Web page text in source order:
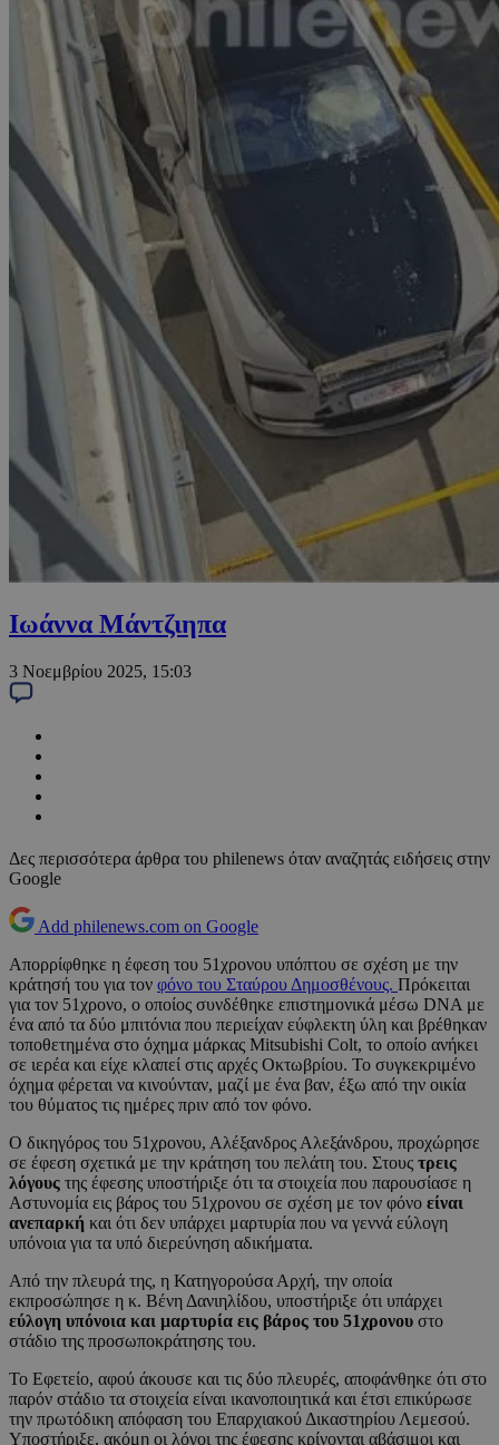
Ιωάννα Μάντζιηπα
3 Νοεμβρίου 2025, 15:03
Δες περισσότερα άρθρα του philenews όταν αναζητάς ειδήσεις στην
Google
Add philenews.com on Google
Απορρίφθηκε η έφεση του 51χρονου υπόπτου σε σχέση με την
κράτησή του για τον φόνο του Σταύρου Δημοσθένους. Πρόκειται
για τον 51χρονο, ο οποίος συνδέθηκε επιστημονικά μέσω DNA με
ένα από τα δύο μπιτόνια που περιείχαν εύφλεκτη ύλη και βρέθηκαν
τοποθετημένα στο όχημα μάρκας Mitsubishi Colt, το οποίο ανήκει
σε ιερέα και είχε κλαπεί στις αρχές Οκτωβρίου. Το συγκεκριμένο
όχημα φέρεται να κινούνταν, μαζί με ένα βαν, έξω από την οικία
του θύματος τις ημέρες πριν από τον φόνο.
Ο δικηγόρος του 51χρονου, Αλέξανδρος Αλεξάνδρου, προχώρησε
σε έφεση σχετικά με την κράτηση του πελάτη του. Στους τρεις
λόγους της έφεσης υποστήριξε ότι τα στοιχεία που παρουσίασε η
Αστυνομία εις βάρος του 51χρονου σε σχέση με τον φόνο είναι
ανεπαρκή και ότι δεν υπάρχει μαρτυρία που να γεννά εύλογη
υπόνοια για τα υπό διερεύνηση αδικήματα.
Από την πλευρά της, η Κατηγορούσα Αρχή, την οποία
εκπροσώπησε η κ. Βένη Δανιηλίδου, υποστήριξε ότι υπάρχει
εύλογη υπόνοια και μαρτυρία εις βάρος του 51χρονου στο
στάδιο της προσωποκράτησης του.
Το Εφετείο, αφού άκουσε και τις δύο πλευρές, αποφάνθηκε ότι στο
παρόν στάδιο τα στοιχεία είναι ικανοποιητικά και έτσι επικύρωσε
την πρωτόδικη απόφαση του Επαρχιακού Δικαστηρίου Λεμεσού.
Υποστήριξε, ακόμη οι λόγοι της έφεσης κρίνονται αβάσιμοι και